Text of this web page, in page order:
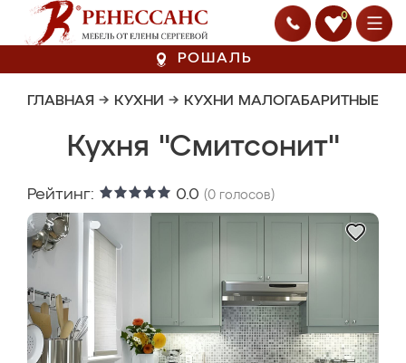
0
РОШАЛЬ
ГЛАВНАЯ → КУХНИ → КУХНИ МАЛОГАБАРИТНЫЕ
Кухня "Смитсонит"
Рейтинг: 0.0 (0 голосов)